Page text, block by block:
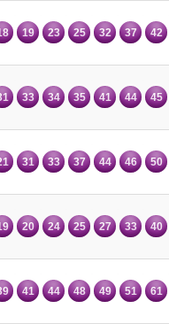
19 23 25 32 37 42
33 34 35 41 44 45
31 33 37 44 46 50
20 24 25 27 33 40
41 44 48 49 51 61